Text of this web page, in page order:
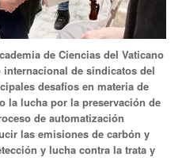
de Ciencias del Vaticano
de sindicatos del
desafíos en materia de
la lucha por la preservación de
de automatización
las emisiones de carbón y
y lucha contra la trata y